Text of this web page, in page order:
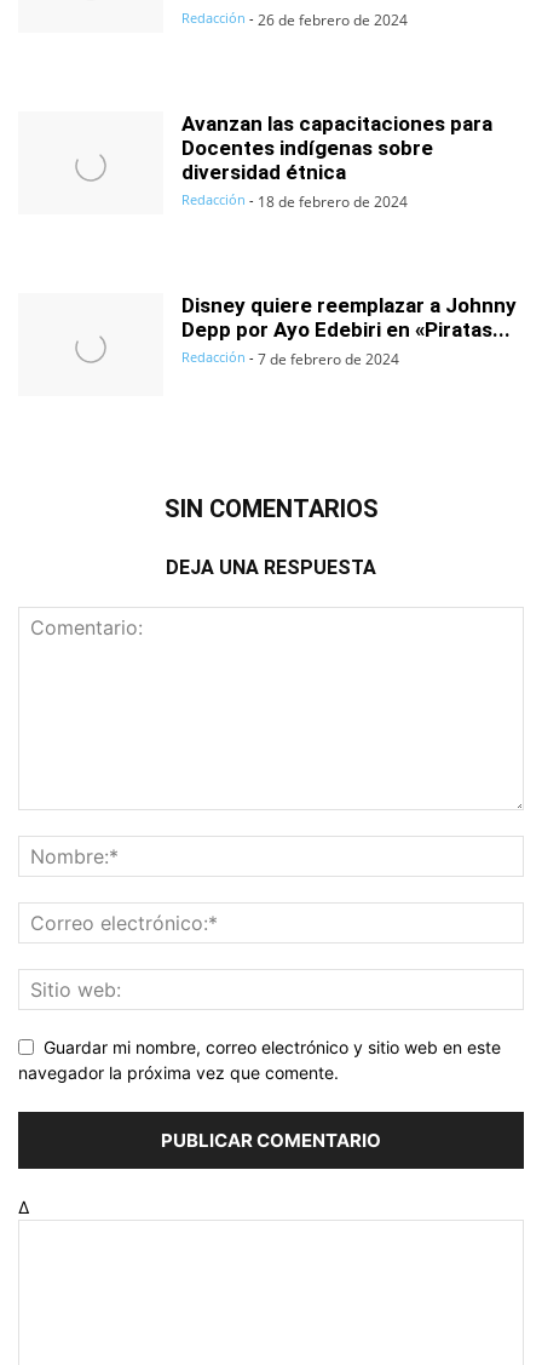
Redacción - 26 de febrero de 2024
Avanzan las capacitaciones para
Docentes indígenas sobre
diversidad étnica
Redacción - 18 de febrero de 2024
Disney quiere reemplazar a Johnny
Depp por Ayo Edebiri en «Piratas...
Redacción - 7 de febrero de 2024
SIN COMENTARIOS
DEJA UNA RESPUESTA
Guardar mi nombre, correo electrónico y sitio web en este
navegador la próxima vez que comente.
Δ